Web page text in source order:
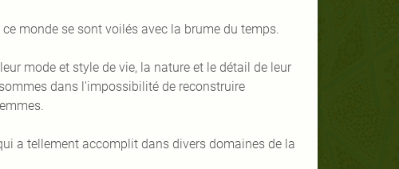
monde se sont voilés avec la brume du temps.
mode et style de vie, la nature et le détail de leur
dans l'impossibilité de reconstruire
a tellement accomplit dans divers domaines de la